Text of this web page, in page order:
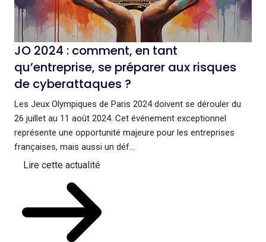
JO 2024 : comment, en tant
qu’entreprise, se préparer aux risques
de cyberattaques ?
Les Jeux Olympiques de Paris 2024 doivent se dérouler du
26 juillet au 11 août 2024. Cet événement exceptionnel
représente une opportunité majeure pour les entreprises
françaises, mais aussi un déf...
Lire cette actualité